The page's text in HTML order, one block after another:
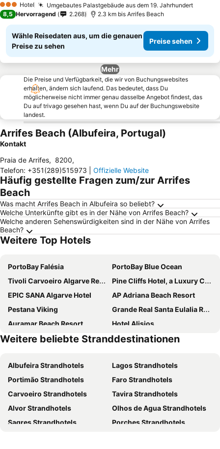
3 SterneHotel Umgebautes Palastgebäude aus dem 19. Jahrhundert
8,5 Hervorragend 2.268 2.3 km bis Arrifes Beach
Wähle Reisedaten aus, um die genauen
Preise zu sehen
Preise sehen
Mehr
Die Preise und Verfügbarkeit, die wir von Buchungswebsites
erhalten, ändern sich laufend. Das bedeutet, dass Du
möglicherweise nicht immer genau dasselbe Angebot findest, das
Du auf trivago gesehen hast, wenn Du auf der Buchungswebsite
landest.
Arrifes Beach (Albufeira, Portugal)
Kontakt
Praia de Arrifes, 8200,
Telefon: +351(289)515973 Offizielle Website
Häufig gestellte Fragen zum/zur Arrifes
Beach
Was macht Arrifes Beach in Albufeira so beliebt?
Welche Unterkünfte gibt es in der Nähe von Arrifes Beach?
Welche anderen Sehenswürdigkeiten sind in der Nähe von Arrifes
Beach?
Weitere Top Hotels
PortoBay Falésia
PortoBay Blue Ocean
Tivoli Carvoeiro Algarve Resort
Pine Cliffs Hotel, a Luxury Collection Resort, Algarve
EPIC SANA Algarve Hotel
AP Adriana Beach Resort
Pestana Viking
Grande Real Santa Eulalia Resort & Hotel Spa
Auramar Beach Resort
Hotel Alisios
Monica Isabel Beach Club
Kimpton Atlântico Algarve
The Patio Suite Hotel
Riu Palace Algarve
The Westin Salgados Beach Resort
Wine&Books by the Sea Algarve
Dom Jose Beach Hotel
Falésia Hotel - Adults Only
NAU Sao Rafael Suites - All Inclusive
Vale d'El Rei Hotel & Villas
Colina dos Mouros
Ukino Palmeiras Village Family Resort - All Inclusive
Weitere beliebte Stranddestinationen
Albufeira Strandhotels
Lagos Strandhotels
Portimão Strandhotels
Faro Strandhotels
Carvoeiro Strandhotels
Tavira Strandhotels
Alvor Strandhotels
Olhos de Agua Strandhotels
Sagres Strandhotels
Porches Strandhotels